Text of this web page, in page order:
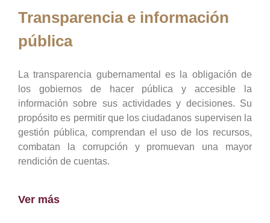
Transparencia e información
pública
La transparencia gubernamental es la obligación de
los gobiernos de hacer pública y accesible la
información sobre sus actividades y decisiones. Su
propósito es permitir que los ciudadanos supervisen la
gestión pública, comprendan el uso de los recursos,
combatan la corrupción y promuevan una mayor
rendición de cuentas.
Ver más